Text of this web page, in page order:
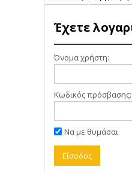
Έχετε
Όνομα χρήστη:
Κωδικός πρόσβασης:
Να με θυμάσαι